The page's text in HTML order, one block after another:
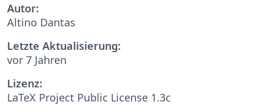
Autor:
Altino Dantas
Letzte Aktualisierung:
vor 7 Jahren
Lizenz:
LaTeX Project Public License 1.3c